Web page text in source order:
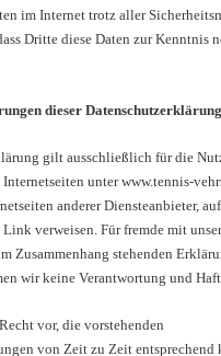
im Internet trotz aller
Dritte diese Daten zur Kenntnis
dieser Datenschutzerklärung
gilt ausschließlich für die
unter www.tennis-
anderer Diensteanbieter,
verweisen. Für fremde mit
Zusammenhang stehenden
wir keine Verantwortung und
vor, die vorstehenden
von Zeit zu Zeit entsprechend